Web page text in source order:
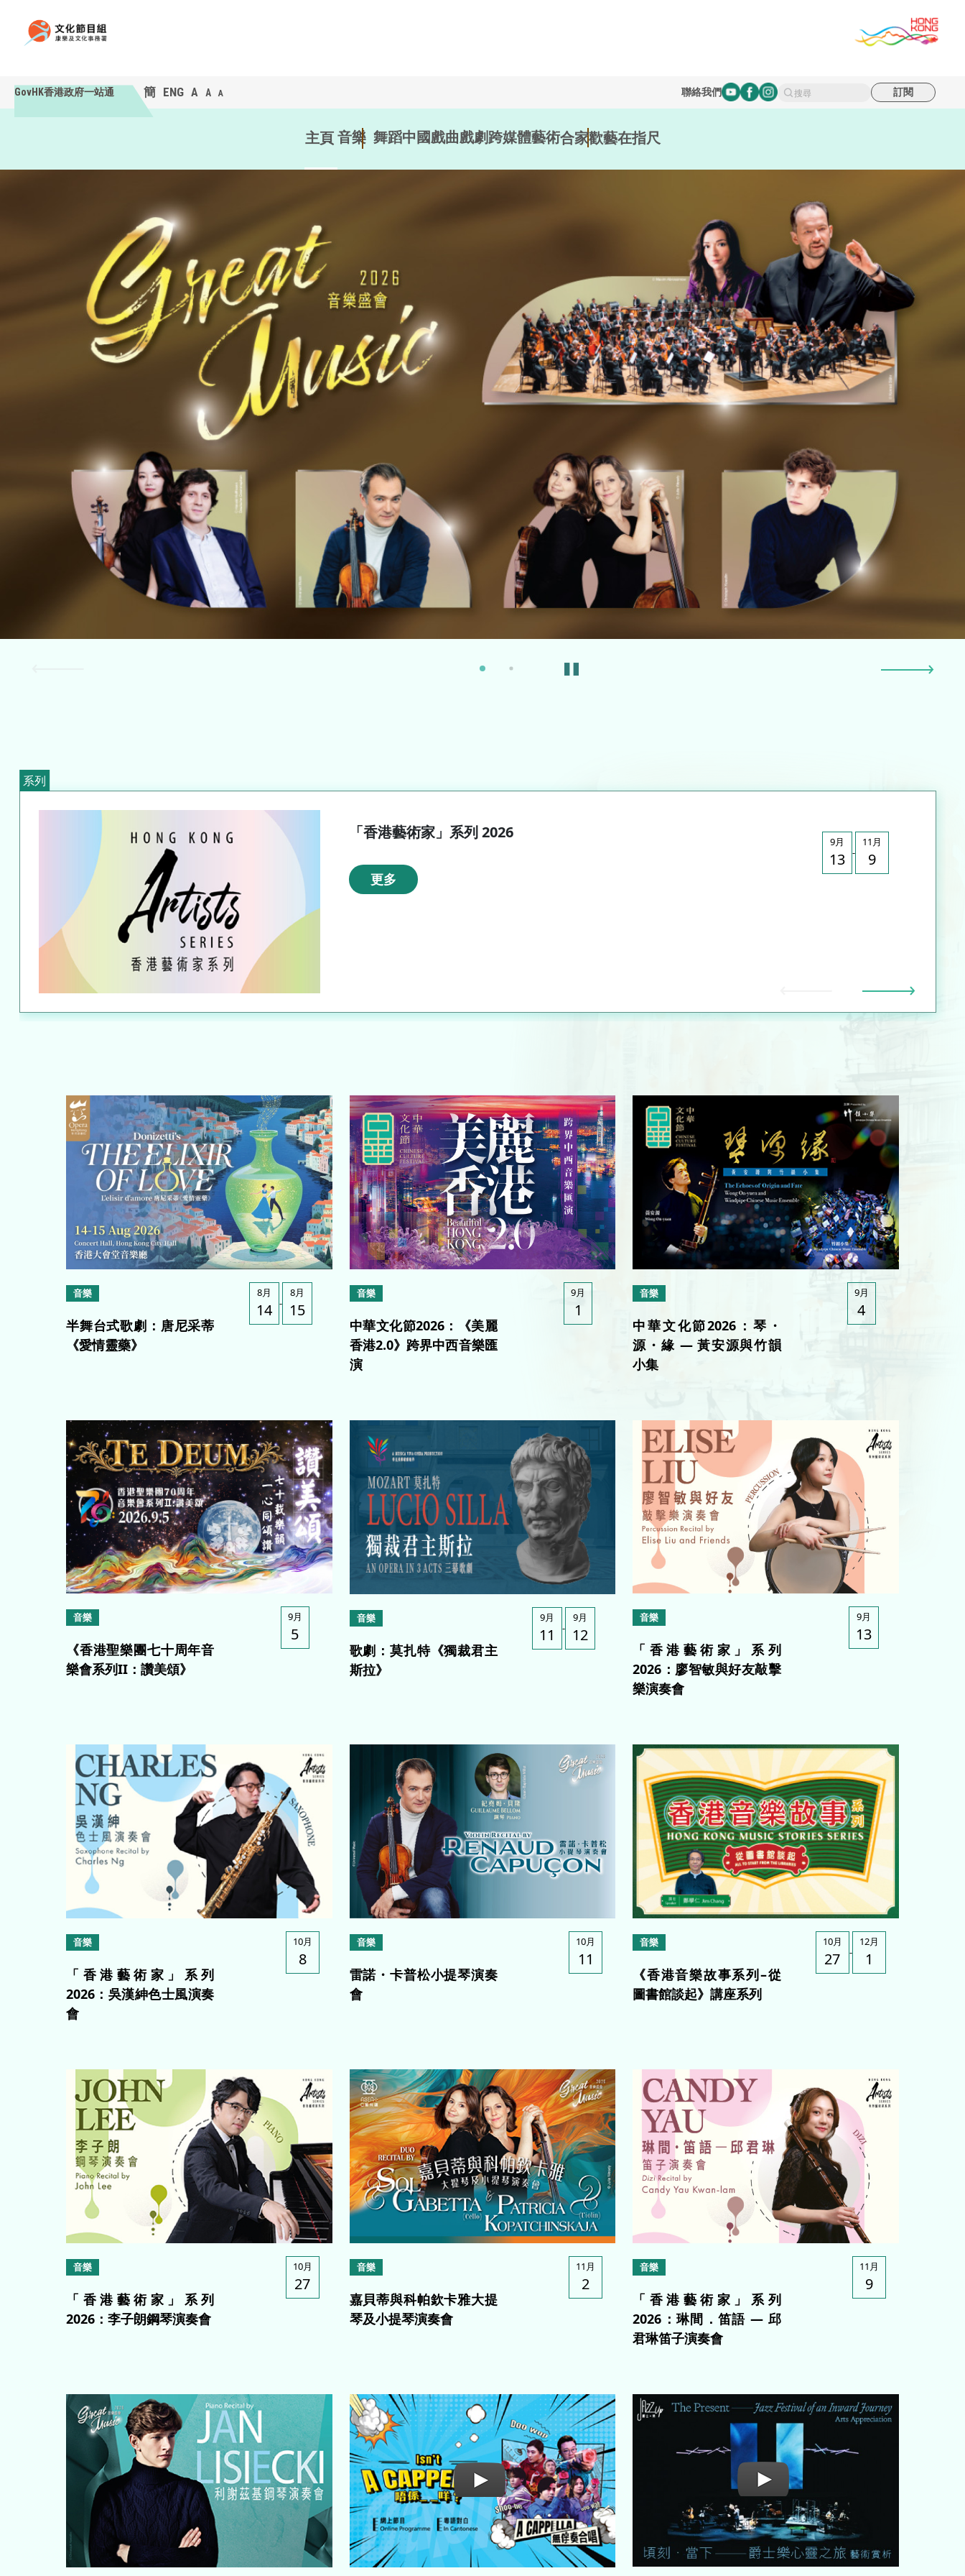
舞蹈
中國戲曲
跨媒體藝術
戲劇
合家歡
聯絡我們
簡
GovHK香港政府一站通 簡 ENG A A A 聯絡我們 搜尋 訂閱
主頁 音樂 舞蹈中國戲曲戲劇跨媒體藝術合家歡藝在指尺
系列
「香港藝術家」系列 2026
更多
9月
13 -
11月
9
音樂
半舞台式歌劇：唐尼采蒂
《愛情靈藥》
8月
14 -
8月
15
音樂
中華文化節2026：《美麗
香港2.0》跨界中西音樂匯
演
9月
1
音樂
中華文化節2026：琴・
源・緣 — 黃安源與竹韻
小集
9月
4
音樂
《香港聖樂團七十周年音
樂會系列II：讚美頌》
9月
5
音樂
歌劇：莫扎特《獨裁君主
斯拉》
9月
11 -
9月
12
音樂
「香港藝術家」系列
2026：廖智敏與好友敲擊
樂演奏會
9月
13
音樂
「香港藝術家」系列
2026：吳漢紳色士風演奏
會
10月
8
音樂
雷諾・卡普松小提琴演奏
會
10月
11
音樂
《香港音樂故事系列–從
圖書館談起》講座系列
10月
27 -
12月
1
音樂
「香港藝術家」系列
2026：李子朗鋼琴演奏會
10月
27
音樂
嘉貝蒂與科帕欽卡雅大提
琴及小提琴演奏會
11月
2
音樂
「香港藝術家」系列
2026：琳間．笛語 — 邱
君琳笛子演奏會
11月
9